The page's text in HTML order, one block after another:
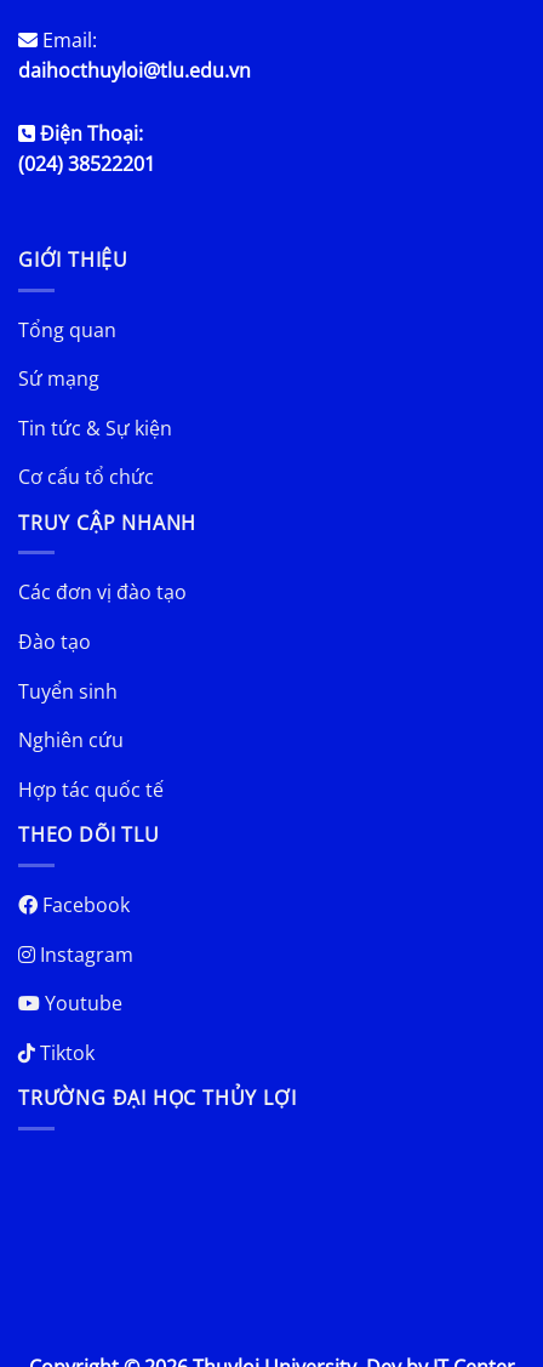
Email:
daihocthuyloi@tlu.edu.vn
Điện Thoại:
(024) 38522201
GIỚI THIỆU
Tổng quan
Sứ mạng
Tin tức & Sự kiện
Cơ cấu tổ chức
TRUY CẬP NHANH
Các đơn vị đào tạo
Đào tạo
Tuyển sinh
Nghiên cứu
Hợp tác quốc tế
THEO DÕI TLU
Facebook
Instagram
Youtube
Tiktok
TRƯỜNG ĐẠI HỌC THỦY LỢI